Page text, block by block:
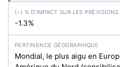
-1.3%
Mondial, le plus aigu en